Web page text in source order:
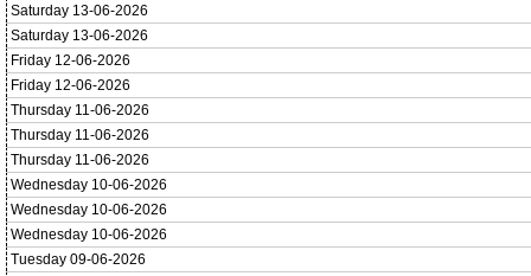
Saturday 13-06-2026
Saturday 13-06-2026
Friday 12-06-2026
Friday 12-06-2026
Thursday 11-06-2026
Thursday 11-06-2026
Thursday 11-06-2026
Wednesday 10-06-2026
Wednesday 10-06-2026
Wednesday 10-06-2026
Tuesday 09-06-2026